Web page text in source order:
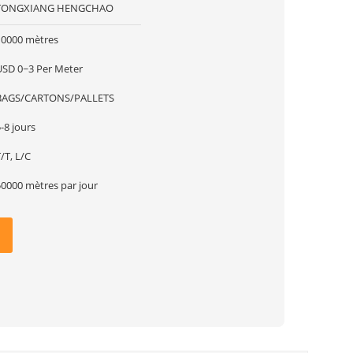
HENGCHAO
mètres
0~3 Per Meter
CARTONS/PALLETS
8 jours
T, L/C
mètres par jour